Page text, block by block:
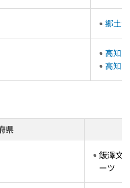
郷土
高知
高知
県
飯澤文
ーツ　